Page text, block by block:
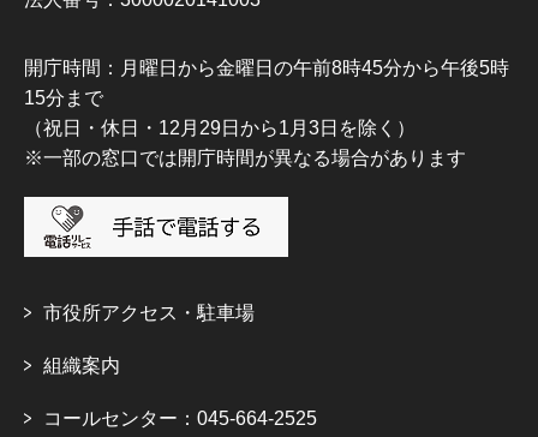
開庁時間：月曜日から金曜日の午前8時45分から午後5時
15分まで
（祝日・休日・12月29日から1月3日を除く）
※一部の窓口では開庁時間が異なる場合があります
市役所アクセス・駐車場
組織案内
コールセンター：045-664-2525